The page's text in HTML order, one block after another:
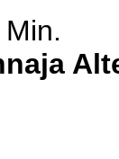
Min.